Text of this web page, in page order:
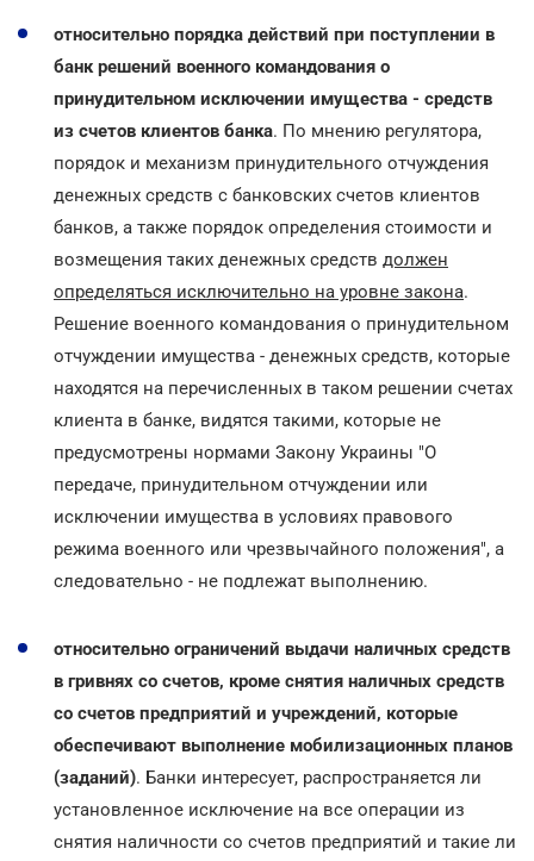
относительно порядка действий при поступлении в
банк решений военного командования о
принудительном исключении имущества - средств
из счетов клиентов банка. По мнению регулятора,
порядок и механизм принудительного отчуждения
денежных средств с банковских счетов клиентов
банков, а также порядок определения стоимости и
возмещения таких денежных средств должен
определяться исключительно на уровне закона.
Решение военного командования о принудительном
отчуждении имущества - денежных средств, которые
находятся на перечисленных в таком решении счетах
клиента в банке, видятся такими, которые не
предусмотрены нормами Закону Украины "О
передаче, принудительном отчуждении или
исключении имущества в условиях правового
режима военного или чрезвычайного положения", а
следовательно - не подлежат выполнению.
относительно ограничений выдачи наличных средств
в гривнях со счетов, кроме снятия наличных средств
со счетов предприятий и учреждений, которые
обеспечивают выполнение мобилизационных планов
(заданий). Банки интересует, распространяется ли
установленное исключение на все операции из
снятия наличности со счетов предприятий и такие ли